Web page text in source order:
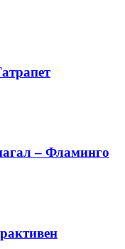
– Фламинго